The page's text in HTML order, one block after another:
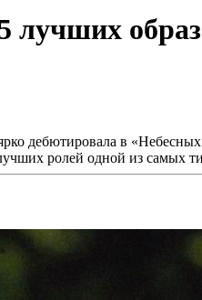
лучших
дебютировала в
ролей одной из самых